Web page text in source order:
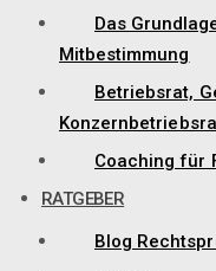
Das
Mitbestimmung
Betriebsrat,
Coaching für
RATGEBER
Blog